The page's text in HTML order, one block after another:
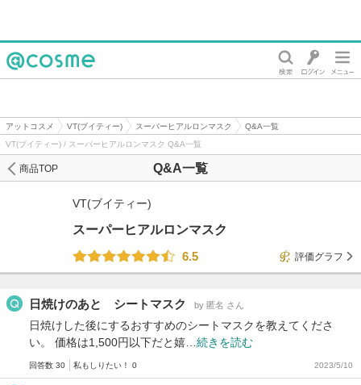
アットコスメ VT(ブイティー) スーパーヒアルロンマスク
Q&A一覧
VT(ブイティー) / スーパーヒアルロンマスク Q&A一覧
Q&A一覧
商品TOP
VT(ブイティー)
スーパーヒアルロンマスク
6.5
評価グラフ
日焼けのあと シートマスク by 匿名 さん
日焼けした後にするおすすめのシートマスクを教えてくださ
い。 価格は1,500円以下だと嬉… 続きを読む
回答数 30 私もしりたい！ 0 2023/5/10